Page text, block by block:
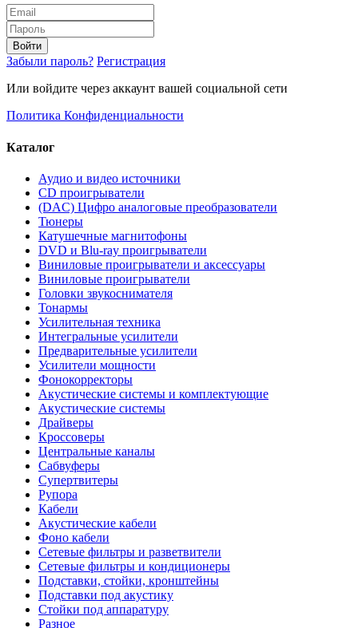
Войти
Забыли пароль? Регистрация
Или войдите через аккаунт вашей социальной сети
Политика Конфиденциальности
Каталог
Аудио и видео источники
CD проигрыватели
(DAC) Цифро аналоговые преобразователи
Тюнеры
Катушечные магнитофоны
DVD и Blu-ray проигрыватели
Виниловые проигрыватели и аксессуары
Виниловые проигрыватели
Головки звукоснимателя
Тонармы
Усилительная техника
Интегральные усилители
Предварительные усилители
Усилители мощности
Фонокорректоры
Акустические системы и комплектующие
Акустические системы
Драйверы
Кроссоверы
Центральные каналы
Сабвуферы
Супертвитеры
Рупора
Кабели
Акустические кабели
Фоно кабели
Сетевые фильтры и разветвители
Сетевые фильтры и кондиционеры
Подставки, стойки, кронштейны
Подставки под акустику
Стойки под аппаратуру
Разное